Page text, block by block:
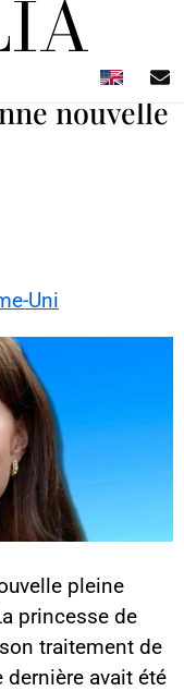
nouvelle
Uni
pleine
princesse de
traitement de
avait été